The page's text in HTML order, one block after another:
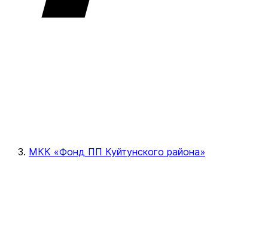
МКК «Фонд ПП Куйтунского района»